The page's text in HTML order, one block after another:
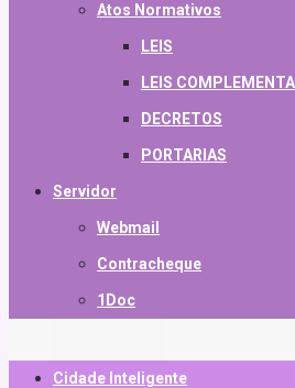
Atos Normativos
LEIS
LEIS
DECRETOS
PORTARIAS
Servidor
Webmail
Contracheque
1Doc
Cidade Inteligente